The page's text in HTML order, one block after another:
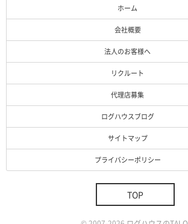
ホーム
会社概要
法人のお客様へ
リクルート
代理店募集
ログハウスブログ
サイトマップ
プライバシーポリシー
TOP